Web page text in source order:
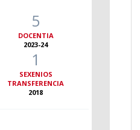
5
DOCENTIA
2023-24
1
SEXENIOS
TRANSFERENCIA
2018